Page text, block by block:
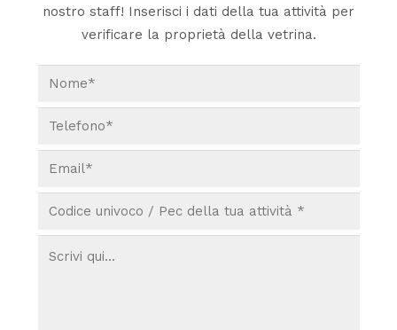
nostro staff! Inserisci i dati della tua attività per
verificare la proprietà della vetrina.